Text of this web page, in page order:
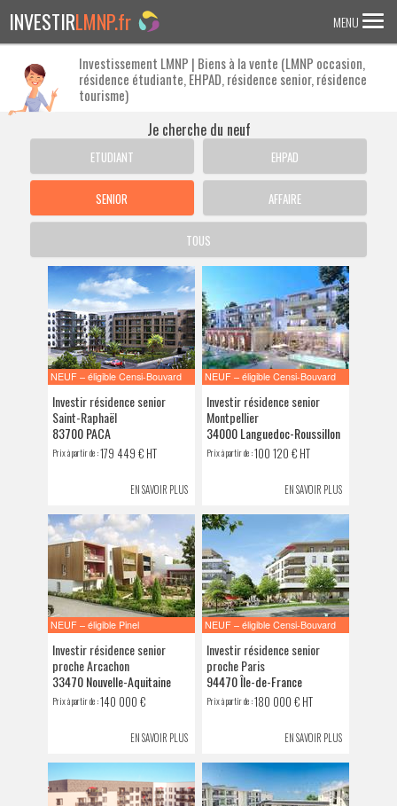
MENU
INVESTIRLMNP.fr
ACCUEIL
LMNP ANCIEN
RESIDENCE ETUDIANTE
EHPAD
RESIDENCE AFFAIRE/TOURISME
ACTUALITES
FAQ
VENDRE SON BIEN
Investissement LMNP | Biens à la vente (LMNP occasion,
résidence étudiante, EHPAD, résidence senior, résidence
tourisme)
Je cherche du neuf
ETUDIANT EHPAD
SENIOR AFFAIRE
TOUS
NEUF – éligible Censi-Bouvard
Investir résidence senior
Saint-Raphaël
83700 PACA
Prix à partir de :179 449 € HT
EN SAVOIR PLUS
NEUF – éligible Censi-Bouvard
Investir résidence senior
Montpellier
34000 Languedoc-Roussillon
Prix à partir de :100 120 € HT
EN SAVOIR PLUS
NEUF – éligible Pinel
Investir résidence senior
proche Arcachon
33470 Nouvelle-Aquitaine
Prix à partir de :140 000 €
EN SAVOIR PLUS
NEUF – éligible Censi-Bouvard
Investir résidence senior
proche Paris
94470 Île-de-France
Prix à partir de :180 000 € HT
EN SAVOIR PLUS